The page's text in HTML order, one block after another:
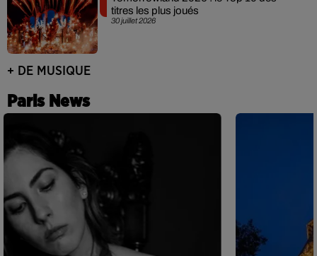
30 juillet 2026
titres les plus joués
+ DE MUSIQUE
Paris News